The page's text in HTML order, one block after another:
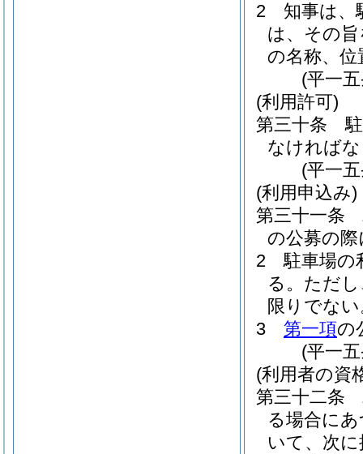
2
知事は、
は、その
の名称、
(平一
(利用許可)
第三十条
なければ
(平一
(利用申込み)
第三十一条
の公募の
2
駐車場の
る。 ただ
限りでな
3
第一項の
(平一
(利用者の資
第三十二条
る場合に
いて、次